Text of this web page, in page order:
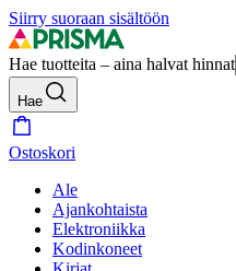
Siirry suoraan sisältöön
Hae tuotteita – aina halvat hinnat
Hae
Ostoskori
Ale
Ajankohtaista
Elektroniikka
Kodinkoneet